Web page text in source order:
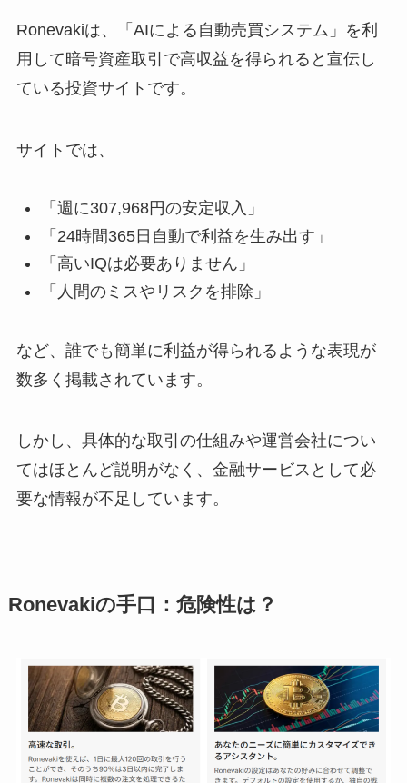
Ronevakiは、「AIによる自動売買システム」を利
用して暗号資産取引で高収益を得られると宣伝し
ている投資サイトです。
サイトでは、
「週に307,968円の安定収入」
「24時間365日自動で利益を生み出す」
「高いIQは必要ありません」
「人間のミスやリスクを排除」
など、誰でも簡単に利益が得られるような表現が
数多く掲載されています。
しかし、具体的な取引の仕組みや運営会社につい
てはほとんど説明がなく、金融サービスとして必
要な情報が不足しています。
Ronevakiの手口：危険性は？